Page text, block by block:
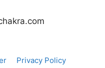
Privacy Policy